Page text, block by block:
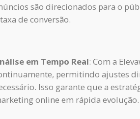
são direcionados para o
de conversão.
em Tempo Real: Com a
permitindo ajustes
Isso garante que a
online em rápida evolução.